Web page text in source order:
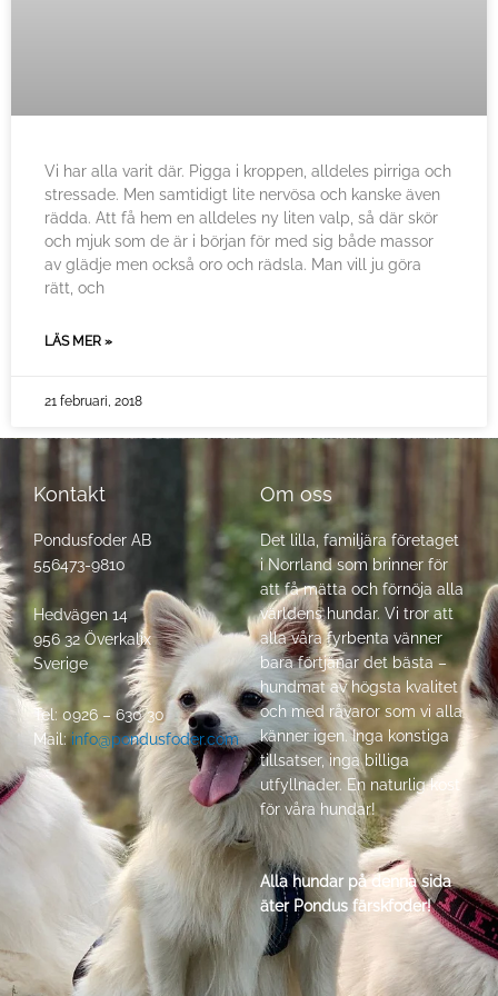
Vi har alla varit där. Pigga i kroppen, alldeles pirriga och
stressade. Men samtidigt lite nervösa och kanske även
rädda. Att få hem en alldeles ny liten valp, så där skör
och mjuk som de är i början för med sig både massor
av glädje men också oro och rädsla. Man vill ju göra
rätt, och
LÄS MER »
21 februari, 2018
Kontakt
Pondusfoder AB
556473-9810
Hedvägen 14
956 32 Överkalix
Sverige
Tel: 0926 – 630 30
Mail:info@pondusfoder.com
Om oss
Det lilla, familjära företaget
i Norrland som brinner för
att få mätta och förnöja alla
världens hundar. Vi tror att
alla våra fyrbenta vänner
bara förtjänar det bästa –
hundmat av högsta kvalitet
och med råvaror som vi alla
känner igen. Inga konstiga
tillsatser, inga billiga
utfyllnader. En naturlig kost
för våra hundar!
Alla hundar på denna sida
äter Pondus färskfoder!